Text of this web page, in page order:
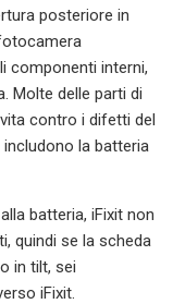
posteriore in
componenti interni,
Molte delle parti di
contro i difetti del
la batteria
batteria, iFixit non
quindi se la scheda
in tilt, sei
iFixit.